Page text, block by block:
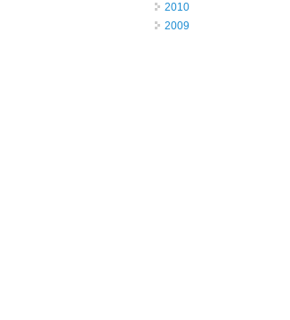
2010
2009